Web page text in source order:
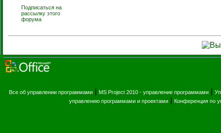
Подписаться на
рассылку этого
форума
Все об управлении программами MS Project 2010 - управление программами
управлению программами и проектами| Конференция по